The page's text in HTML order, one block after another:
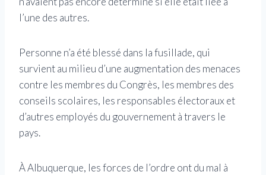
l’une des autres.
Personne n’a été blessé dans la fusillade, qui
survient au milieu d’une augmentation des menaces
contre les membres du Congrès, les membres des
conseils scolaires, les responsables électoraux et
d’autres employés du gouvernement à travers le
pays.
À Albuquerque, les forces de l’ordre ont du mal à